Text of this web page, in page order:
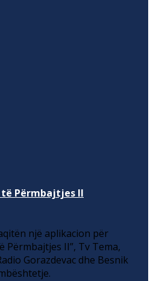
Përmbajtjes II
një aplikacion për
Përmbajtjes II”, Tv Tema,
Gorazdevac dhe Besnik